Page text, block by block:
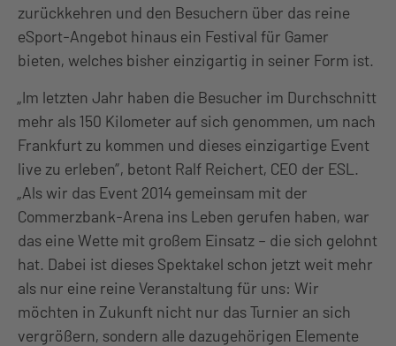
zurückkehren und den Besuchern über das reine
eSport-Angebot hinaus ein Festival für Gamer
bieten, welches bisher einzigartig in seiner Form ist.
„Im letzten Jahr haben die Besucher im Durchschnitt
mehr als 150 Kilometer auf sich genommen, um nach
Frankfurt zu kommen und dieses einzigartige Event
live zu erleben”, betont Ralf Reichert, CEO der ESL.
„Als wir das Event 2014 gemeinsam mit der
Commerzbank-Arena ins Leben gerufen haben, war
das eine Wette mit großem Einsatz – die sich gelohnt
hat. Dabei ist dieses Spektakel schon jetzt weit mehr
als nur eine reine Veranstaltung für uns: Wir
möchten in Zukunft nicht nur das Turnier an sich
vergrößern, sondern alle dazugehörigen Elemente